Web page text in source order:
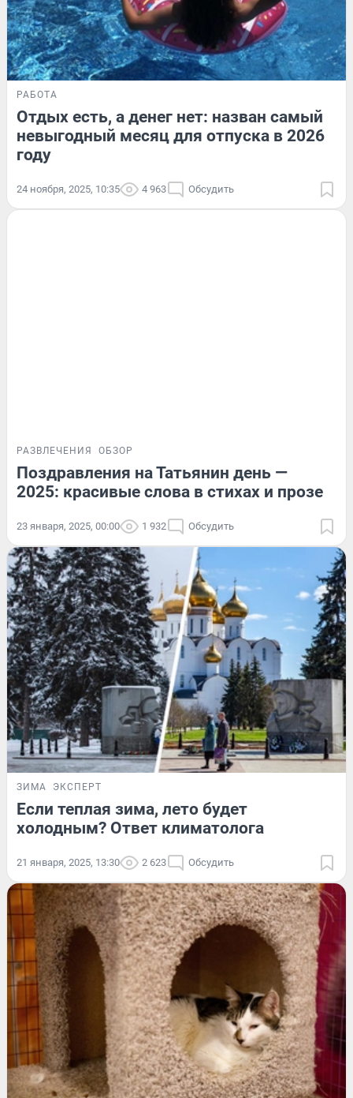
РАБОТА
Отдых есть, а денег нет: назван самый
невыгодный месяц для отпуска в 2026
году
24 ноября, 2025, 10:35 4 963 Обсудить
РАЗВЛЕЧЕНИЯ ОБЗОР
Поздравления на Татьянин день —
2025: красивые слова в стихах и прозе
23 января, 2025, 00:00 1 932 Обсудить
ЗИМА ЭКСПЕРТ
Если теплая зима, лето будет
холодным? Ответ климатолога
21 января, 2025, 13:30 2 623 Обсудить